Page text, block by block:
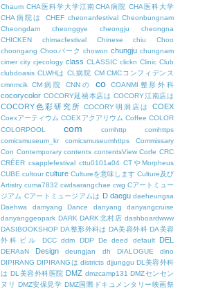
Chaum CHA医科学大学江南CHA病院 CHA医科大学
CHA病院は
CHEF cheonanfestival Cheonbungnam
Cheongdam
cheonggye cheongju
cheongna
CHICKEN
chimacfestival Chinese chiu
Choo
choongang Chooパーク chowon chungju chungnam
cimer city cjecology class CLASSIC clickn Clinic Club
clubdoasis CLWHは CL病院 CM CMCコンフィデンス
cmnmcik CM病院 CNNの co COANMI整形外科
cocorycolor COCORY延禧本店は COCORY江南店は
COCORY色彩研究所 COCORY明洞店は COEX
Coexアーティウム COEXアクアリウム Coffee COLOR
COLORPOOL
com comhttp
comhttps
comicsmuseum_kr
comicsmuseumhttps
Commissary
Con Contemporary contents contentsView Corfe CRC
CRÉER csapplefestival cttu0101a04 CTやMorpheus
CUBE cultour culture Cultureを意味します Culture及び
Artistry cuma7832 cwdsarangchae cwg Cアートミュー
ジアム Cアートミュージアムは D daegu daeheungsa
Daehwa
damyang Dance danyang
danyangcruise
danyanggeopark DARK DARK北村店 dashboardwww
DASIBOOKSHOP DA整形外科は DA美容外科 DA美容
外科ビル
DCC ddm DDP De deed default DEL
DERAaN Design deungjan dh DIALOGUE
dino
DIPIRANG DIPIRANGは districts djjunggu DL美容外科
は DL美容外科医院 DMZ dmzcamp131 DMZセンセン
ヌリ DMZ安保見学 DMZ国際ドキュメンタリー映画祭